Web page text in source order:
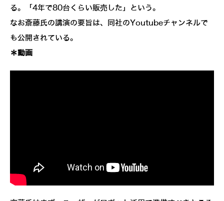
る。「4年で80台くらい販売した」という。
なお斎藤氏の講演の要旨は、同社のYoutubeチャンネルで
も公開されている。
＊動画